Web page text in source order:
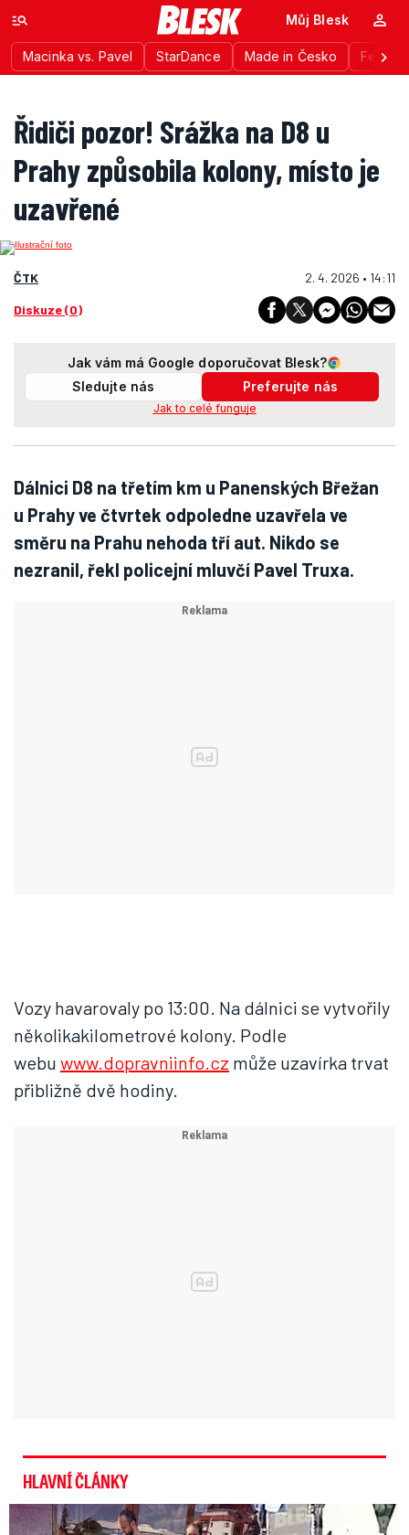
Macinka vs. Pavel StarDance Made in Česko
Můj Blesk
Řidiči pozor! Srážka na D8 u
Prahy způsobila kolony, místo je
uzavřené
ČTK 2. 4. 2026 • 14:11
Diskuze (0)
Jak vám má Google doporučovat Blesk?
Sledujte nás
Preferujte nás
Jak to celé funguje
Dálnici D8 na třetím km u Panenských Břežan
u Prahy ve čtvrtek odpoledne uzavřela ve
směru na Prahu nehoda tří aut. Nikdo se
nezranil, řekl policejní mluvčí Pavel Truxa.
Vozy havarovaly po 13:00. Na dálnici se vytvořily
několikakilometrové kolony. Podle
webu www.dopravniinfo.cz může uzavírka trvat
přibližně dvě hodiny.
HLAVNÍ ČLÁNKY
Exministryně s Havránkem dováděli v Polsku: První slova!